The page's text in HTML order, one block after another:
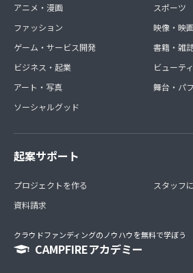
アニメ・漫画
ファッション
ゲーム・サービス開発
ビジネス・起業
アート・写真
ソーシャルグッド
スポーツ
映像・映画
書籍・雑
ビューテ
舞台・パ
起案サポート
プロジェクトを作る
資料請求
スタッフ
クラウドファンディングのノウハウを無料で学ぼう
CAMPFIREアカデミー